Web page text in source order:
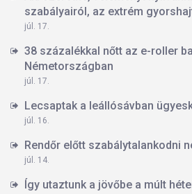
szabályairól, az extrém
júl. 17.
38 százalékkal nőtt az e-roller
Németországban
júl. 17.
Lecsaptak a leállósávban
júl. 16.
Rendőr előtt szabálytalankodni
júl. 14.
Így utaztunk a jövőbe a múlt